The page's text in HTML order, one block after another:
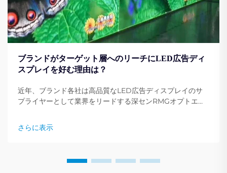
ブランドがターゲット層へのリーチにLED広告ディ
スプレイを好む理由は？
近年、ブランド各社は高品質なLED広告ディスプレイのサ
プライヤーとして業界をリードする深センRMGオプトエレ
Co., Ltd.）に注目しています。これは、ブランドがターゲッ
ト層への到達という目標を達成するための最も好まれるソリ
さらに表示